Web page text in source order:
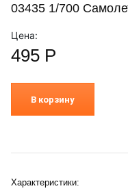
03435 1/700
Цена:
495 Р
В корзину
Характеристики: